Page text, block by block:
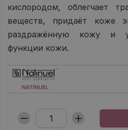
кислородом, облегчает
веществ, придаёт коже
раздражённую кожу и
функции кожи.
NATINUEL